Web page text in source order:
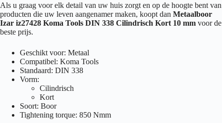
Als u graag voor elk detail van uw huis zorgt en op de hoogte bent van
producten die uw leven aangenamer maken, koopt dan Metaalboor
Izar iz27428 Koma Tools DIN 338 Cilindrisch Kort 10 mm voor de
beste prijs.
Geschikt voor: Metaal
Compatibel: Koma Tools
Standaard: DIN 338
Vorm:
Cilindrisch
Kort
Soort: Boor
Tightening torque: 850 Nmm